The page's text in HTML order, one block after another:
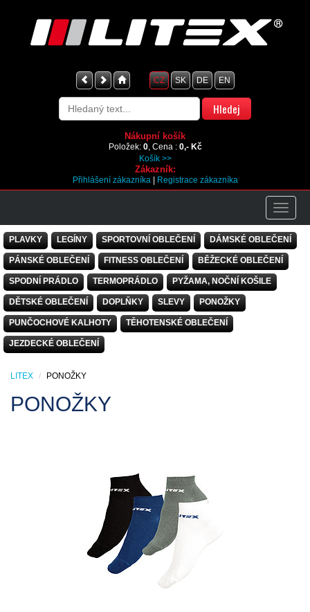
CZ SK DE EN
Nákupní košík
Položek: 0, Cena : 0,- Kč
Košík >>
Zákazník:
Přihlášení zákazníka| Registrace zákazníka
PLAVKY LEGÍNY SPORTOVNÍ OBLEČENÍ DÁMSKÉ OBLEČENÍ
PÁNSKÉ OBLEČENÍ FITNESS OBLEČENÍ BĚŽECKÉ OBLEČENÍ
SPODNÍ PRÁDLO TERMOPRÁDLO PYŽAMA, NOČNÍ KOŠILE
DĚTSKÉ OBLEČENÍ DOPLŇKY SLEVY PONOŽKY
PUNČOCHOVÉ KALHOTY TĚHOTENSKÉ OBLEČENÍ
JEZDECKÉ OBLEČENÍ
LITEX PONOŽKY
PONOŽKY